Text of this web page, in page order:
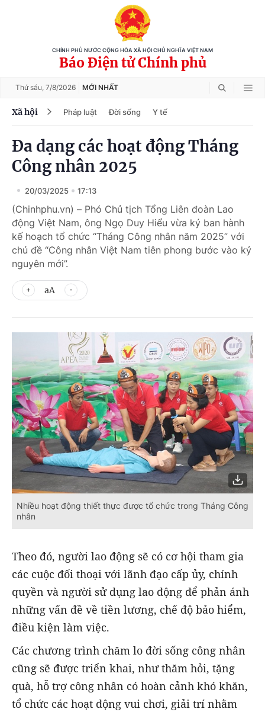
CHÍNH PHỦ NƯỚC CỘNG HÒA XÃ HỘI CHỦ NGHĨA VIỆT NAM
Báo Điện tử Chính phủ
Thứ sáu, 7/8/2026 MỚI NHẤT
Xã hội Pháp luật Đời sống Y tế
Đa dạng các hoạt động Tháng
Công nhân 2025
20/03/2025 17:13
(Chinhphu.vn) – Phó Chủ tịch Tổng Liên đoàn Lao
động Việt Nam, ông Ngọ Duy Hiểu vừa ký ban hành
kế hoạch tổ chức “Tháng Công nhân năm 2025” với
chủ đề “Công nhân Việt Nam tiên phong bước vào kỷ
nguyên mới”.
aA
Nhiều hoạt động thiết thực được tổ chức trong Tháng Công
nhân
Theo đó, người lao động sẽ có cơ hội tham gia
các cuộc đối thoại với lãnh đạo cấp ủy, chính
quyền và người sử dụng lao động để phản ánh
những vấn đề về tiền lương, chế độ bảo hiểm,
điều kiện làm việc.
Các chương trình chăm lo đời sống công nhân
cũng sẽ được triển khai, như thăm hỏi, tặng
quà, hỗ trợ công nhân có hoàn cảnh khó khăn,
tổ chức các hoạt động vui chơi, giải trí nhằm